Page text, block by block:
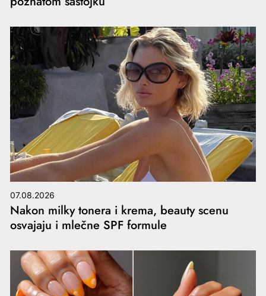
07.08.2026
Nakon milky tonera i krema, beauty scenu
osvajaju i mlečne SPF formule